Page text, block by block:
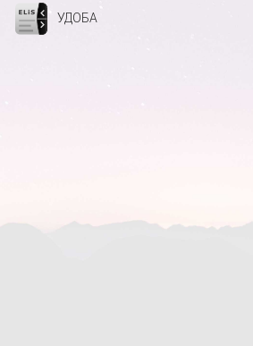
УДОБА